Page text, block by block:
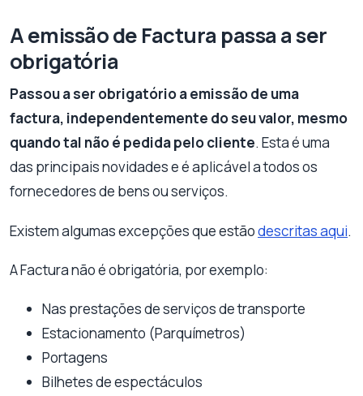
A emissão de Factura passa a ser
obrigatória
Passou a ser obrigatório a emissão de uma
factura, independentemente do seu valor, mesmo
quando tal não é pedida pelo cliente. Esta é uma
das principais novidades e é aplicável a todos os
fornecedores de bens ou serviços.
Existem algumas excepções que estãodescritas aqui.
A Factura não é obrigatória, por exemplo:
Nas prestações de serviços de transporte
Estacionamento (Parquímetros)
Portagens
Bilhetes de espectáculos